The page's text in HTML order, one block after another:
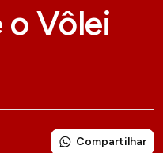
Vôlei
Compartilhar